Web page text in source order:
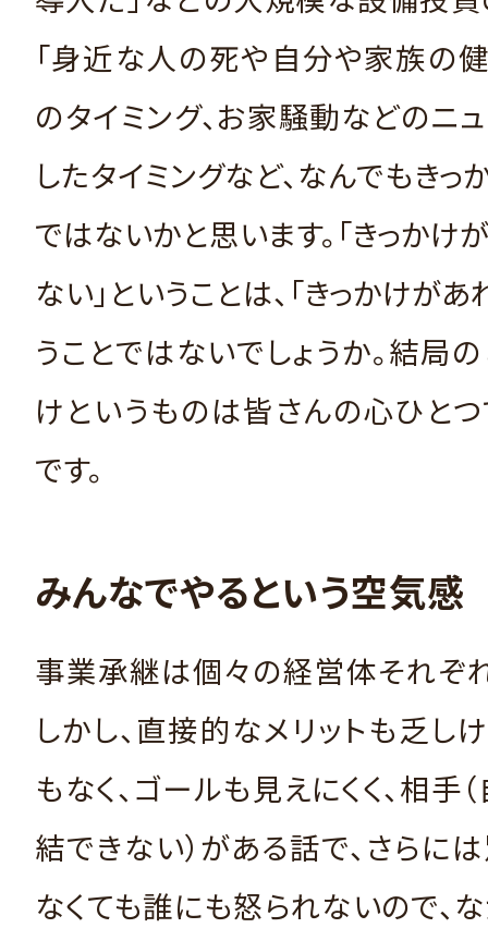
「身近な人の死や自分や家族の
のタイミング、お家騒動などのニ
したタイミングなど、なんでもきっ
ではないかと思います。「きっかけ
ない」ということは、「きっかけが
うことではないでしょうか。結局の
けというものは皆さんの心ひと
です。
みんなでやるという空気感
事業承継は個々の経営体それぞ
しかし、直接的なメリットも乏し
もなく、ゴールも見えにくく、相手
結できない）がある話で、さらに
なくても誰にも怒られないので、